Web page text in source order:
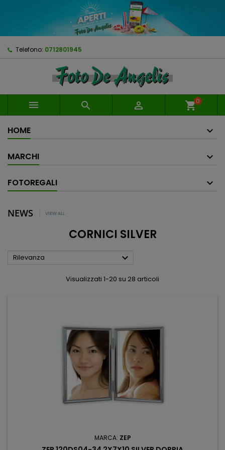
Telefono: 0712801945
   shopping_cart0
HOME
MARCHI
FOTOREGALI
NEWS VIEW ALL
CORNICI SILVER
Rilevanza 
Visualizzati 1-20 su 28 articoli
MARCA: ZEP